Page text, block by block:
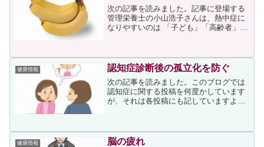
次の記事を読みました。記事に登場する
管理栄養士の小山浩子さんは、熱中症に
なりやすいのは 「子ども」「高齢者」
は大人に比べると体温調節機能が未熟な
ため、どうしても熱中症に...
健康情報 認知症診断後の孤立化を防ぐ
次の記事を読みました。このブログでは
認知症に関する投稿を何度かしています
が、それは各投稿にも記していますよう
ます。認知症の介護では介護...
健康情報 脳の疲れ